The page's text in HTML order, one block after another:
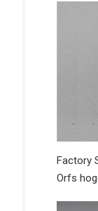
Factory
Orfs